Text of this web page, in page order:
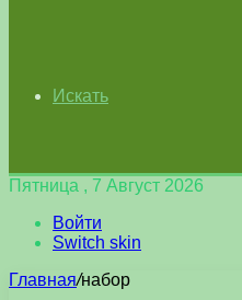
Искать
Пятница , 7 Август 2026
Войти
Switch skin
Главная/набор